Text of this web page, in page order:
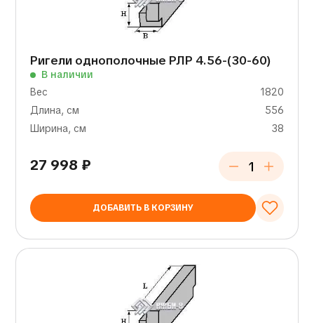
Ригели однополочные РЛР 4.56-(30-60)
В наличии
Вес
1820
Длина, см
556
Ширина, см
38
27 998 ₽
ДОБАВИТЬ В КОРЗИНУ